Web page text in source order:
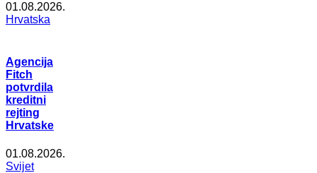
01.08.2026.
Hrvatska
Agencija
Fitch
potvrdila
kreditni
rejting
Hrvatske
01.08.2026.
Svijet